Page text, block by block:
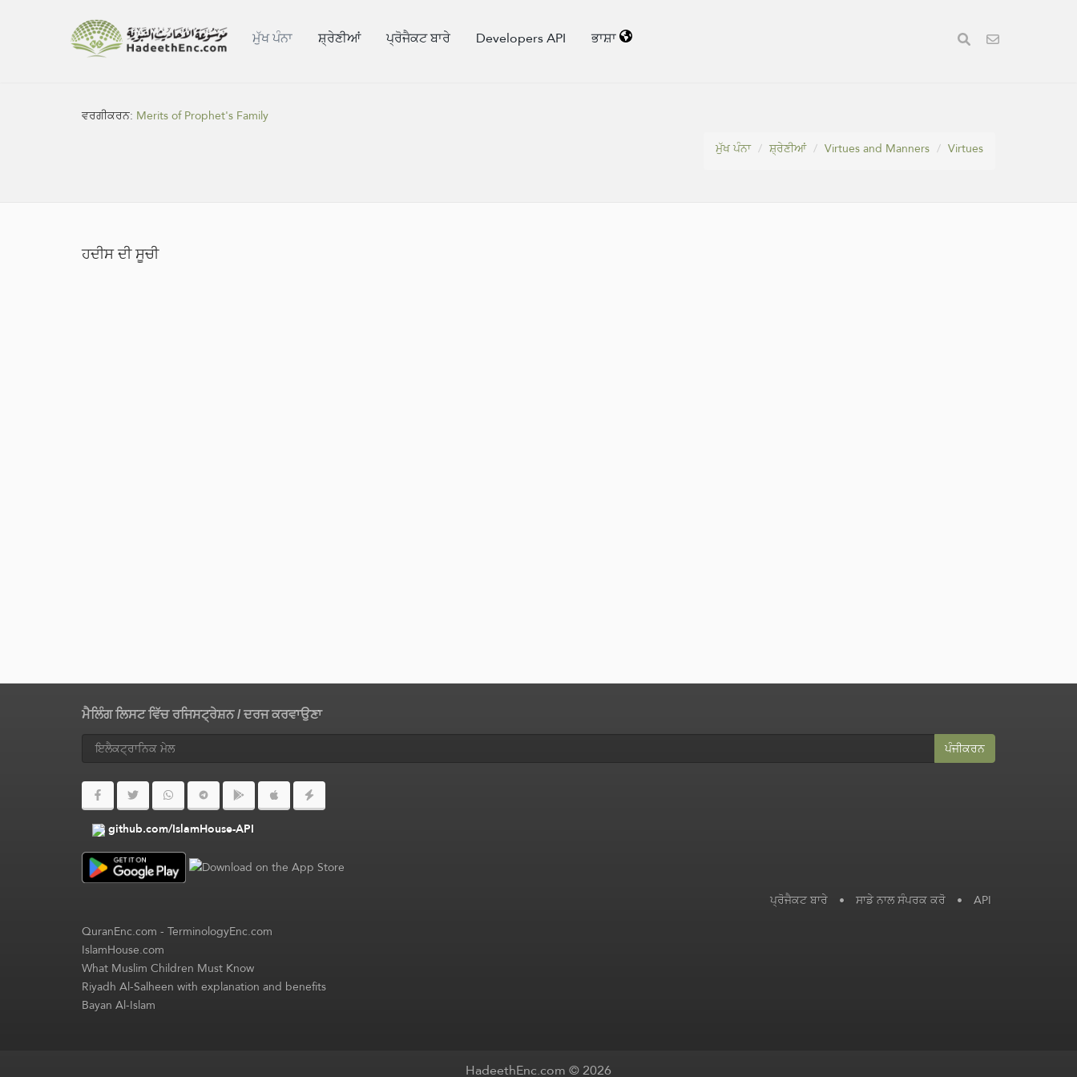
ਮੁੱਖ ਪੰਨਾ ਸ਼੍ਰੇਣੀਆਂ ਪ੍ਰੋਜੈਕਟ ਬਾਰੇ Developers API ਭਾਸ਼ਾ
ਵਰਗੀਕਰਨ: Merits of Prophet's Family
ਮੁੱਖ ਪੰਨਾ
ਸ਼੍ਰੇਣੀਆਂ Virtues and Manners Virtues
ਹਦੀਸ ਦੀ ਸੂਚੀ
ਮੈਲਿੰਗ ਲਿਸਟ ਵਿੱਚ ਰਜਿਸਟ੍ਰੇਸ਼ਨ / ਦਰਜ ਕਰਵਾਉਣਾ
ਪੰਜੀਕਰਨ
github.com/IslamHouse-API
ਪ੍ਰੋਜੈਕਟ ਬਾਰੇ • ਸਾਡੇ ਨਾਲ ਸੰਪਰਕ ਕਰੋ • API
QuranEnc.com-TerminologyEnc.com
IslamHouse.com
What Muslim Children Must Know
Riyadh Al-Salheen with explanation and benefits
Bayan Al-Islam
HadeethEnc.com © 2026